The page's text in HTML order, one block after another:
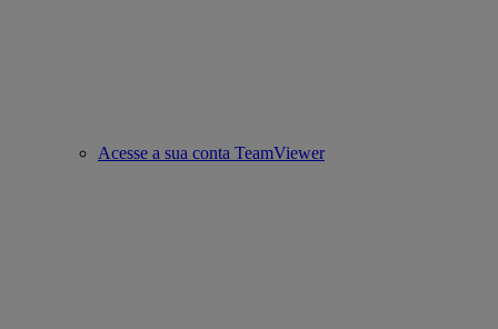
Acesse a sua conta TeamViewer